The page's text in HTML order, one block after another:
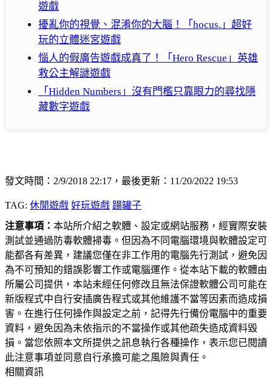
遊戲
擾亂你的視覺、混淆你的大腦！「hocus.」超好
玩的立體迷宮遊戲
惱人的假廣告遊戲成真了！「Hero Rescue」英雄
救公主解謎遊戲
「Hidden Numbers」沒有門檻只靠眼力的尋找隱
藏數字遊戲
發文時間：2/9/2018 22:17，最後更新：11/20/2022 19:53
TAG: 休閒遊戲 好玩遊戲 踼罐子
注意事項： 本站所介紹之軟體、設定或網站服務，經實際安裝
測試並通過防毒軟體掃毒。但因為不同電腦環境與軟體設定可
能都各有差異，建議您僅在非工作用的電腦先行測試，避免因
為不可預知的錯誤影響工作或電腦運作。從本站下載的軟體由
所屬公司提供，本站未經任何修改且無法保證軟體公司可能在
新版程式中自行安插廣告程式或其他維護不當等因素而造成損
害。在進行任何操作與設定之前，記得先行備份電腦中的重要
資料，避免因為未依指示的不當操作或其他疏失造成資料毀
損。當您依照本文所提供之訊息執行各種操作，表示您已閱讀
此注意事項並同意自行承擔可能之風險與責任。
相關資訊